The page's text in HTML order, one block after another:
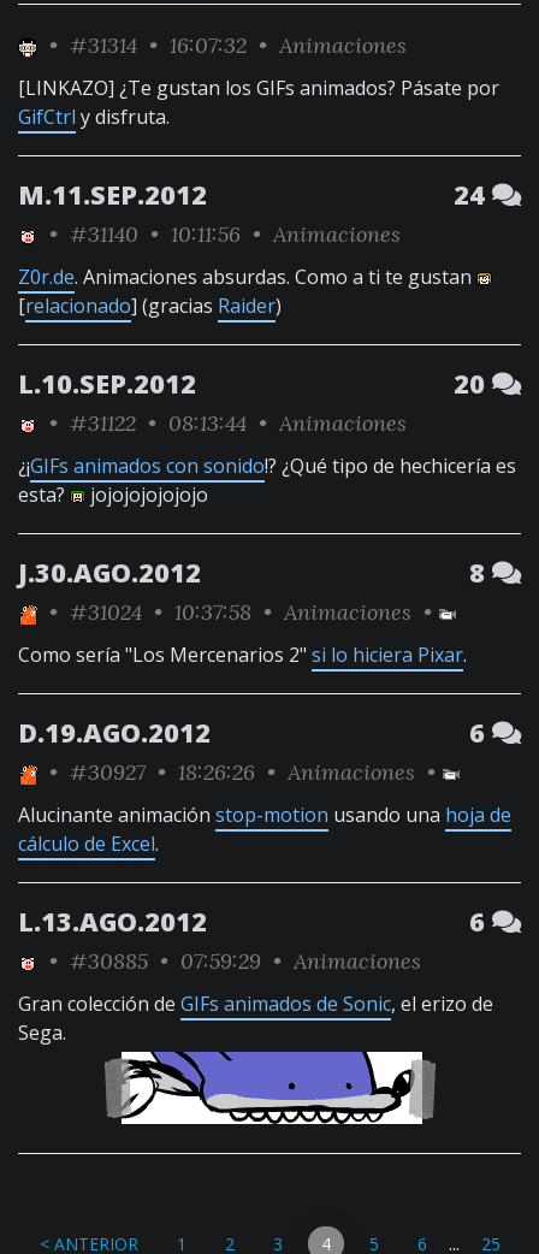
• #31314 • 16:07:32 • Animaciones
[LINKAZO] ¿Te gustan los GIFs animados? Pásate por
GifCtrl y disfruta.
M.11.SEP.2012 24
• #31140 • 10:11:56 • Animaciones
Z0r.de. Animaciones absurdas. Como a ti te gustan
[relacionado] (gracias Raider)
L.10.SEP.2012 20
• #31122 • 08:13:44 • Animaciones
¿¡GIFs animados con sonido!? ¿Qué tipo de hechicería es
esta?
jojojojojojojo
J.30.AGO.2012 8
• #31024 • 10:37:58 • Animaciones •
Como sería "Los Mercenarios 2" si lo hiciera Pixar.
D.19.AGO.2012 6
• #30927 • 18:26:26 • Animaciones •
Alucinante animación stop-motion usando una hoja de
cálculo de Excel.
L.13.AGO.2012 6
• #30885 • 07:59:29 • Animaciones
Gran colección de GIFs animados de Sonic, el erizo de
Sega.
< ANTERIOR 1 2 3 4 5 6 ... 25